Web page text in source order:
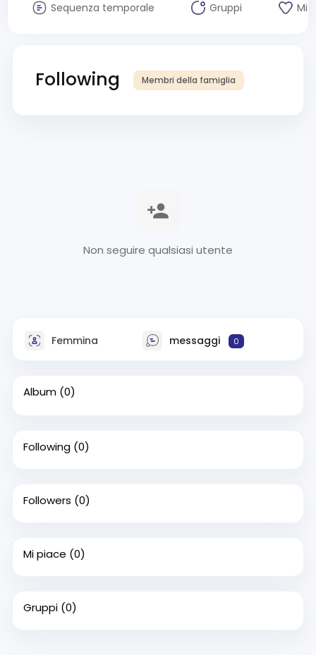
Sequenza temporale Gruppi Mi
Following Membri della famiglia
Non seguire qualsiasi utente
Femmina messaggi 0
Album (0)
Following (0)
Followers (0)
Mi piace (0)
Gruppi (0)